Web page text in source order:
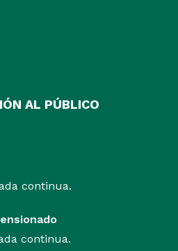
AL PÚBLICO
continua.
continua.